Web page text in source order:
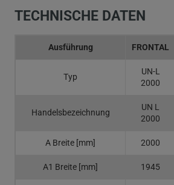
TECHNISCHE DATEN
Ausführung FRONTAL
Typ
UN-L
2000
Handelsbezeichnung
UN L
2000
A Breite [mm] 2000
A1 Breite [mm] 1945